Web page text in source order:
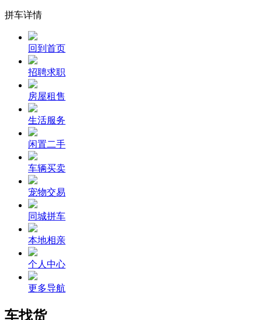
拼车详情
回到首页
招聘求职
房屋租售
生活服务
闲置二手
车辆买卖
宠物交易
同城拼车
本地相亲
个人中心
更多导航
车找货